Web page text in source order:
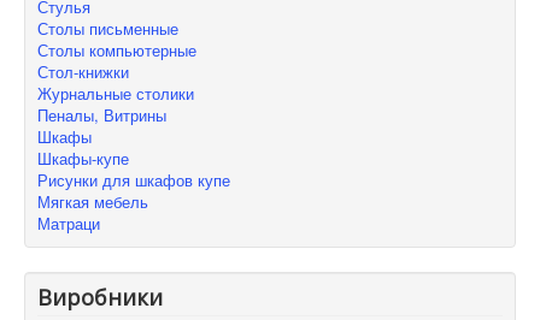
Стулья
Столы письменные
Столы компьютерные
Стол-книжки
Журнальные столики
Пеналы, Витрины
Шкафы
Шкафы-купе
Рисунки для шкафов купе
Мягкая мебель
Матраци
Виробники